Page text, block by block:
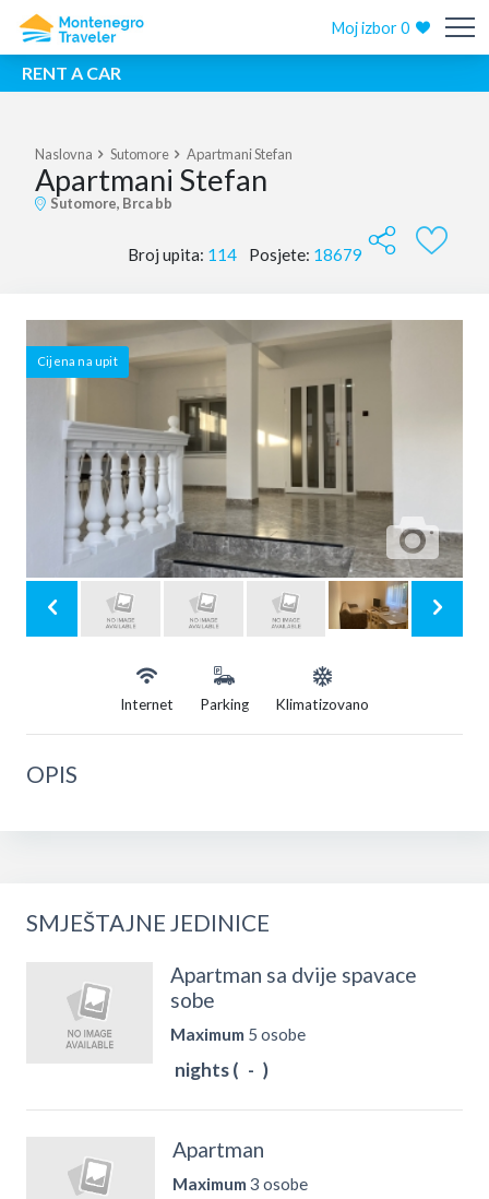
Moj izbor0
RENT A CAR
Naslovna Sutomore Apartmani Stefan
Apartmani Stefan
Sutomore, Brca bb
Broj upita: 114 Posjete: 18679
Cijena na upit
Internet Parking Klimatizovano
OPIS
SMJEŠTAJNE JEDINICE
Apartman sa dvije spavace
sobe
Maximum 5 osobe
nights ( - )
Apartman
Maximum 3 osobe